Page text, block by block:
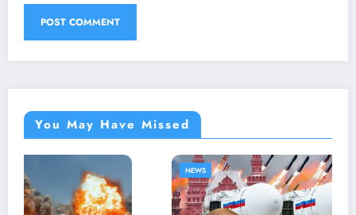
You May Have Missed